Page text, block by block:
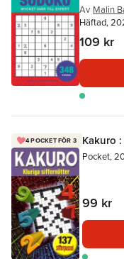
Av Malin
Häftad,
109 kr
4 POCKET FÖR 3 Kakuro
Pocket,
99 kr